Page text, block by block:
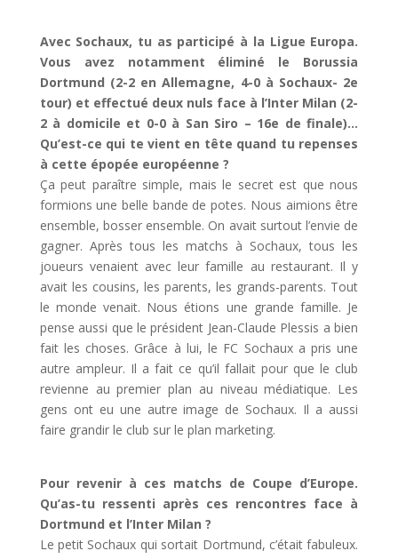
Avec Sochaux, tu as participé à la Ligue Europa.
Vous avez notamment éliminé le Borussia
Dortmund (2-2 en Allemagne, 4-0 à Sochaux- 2e
tour) et effectué deux nuls face à l’Inter Milan (2-
2 à domicile et 0-0 à San Siro – 16e de finale)…
Qu’est-ce qui te vient en tête quand tu repenses
à cette épopée européenne ?
Ça peut paraître simple, mais le secret est que nous
formions une belle bande de potes. Nous aimions être
ensemble, bosser ensemble. On avait surtout l’envie de
gagner. Après tous les matchs à Sochaux, tous les
joueurs venaient avec leur famille au restaurant. Il y
avait les cousins, les parents, les grands-parents. Tout
le monde venait. Nous étions une grande famille. Je
pense aussi que le président Jean-Claude Plessis a bien
fait les choses. Grâce à lui, le FC Sochaux a pris une
autre ampleur. Il a fait ce qu’il fallait pour que le club
revienne au premier plan au niveau médiatique. Les
gens ont eu une autre image de Sochaux. Il a aussi
faire grandir le club sur le plan marketing.
Pour revenir à ces matchs de Coupe d’Europe.
Qu’as-tu ressenti après ces rencontres face à
Dortmund et l’Inter Milan ?
Le petit Sochaux qui sortait Dortmund, c’était fabuleux.